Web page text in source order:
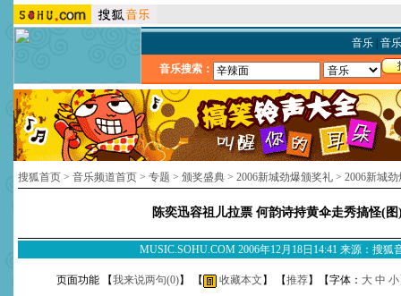
音乐| 音
音乐搜索：
搜狐首页 > 音乐频道首页 > 专题 > 颁奖盛典 > 2006新城劲爆颁奖礼 > 2006新城
陈奕迅容祖儿拉票 何韵诗持黄伞走秀搞怪(图
MUSIC.SOHU.COM 2006年12月18日14:41 来源：搜狐
页面功能 【我来说两句(0)】 【 收藏本文 】 【推荐】【字体： 大 中 小